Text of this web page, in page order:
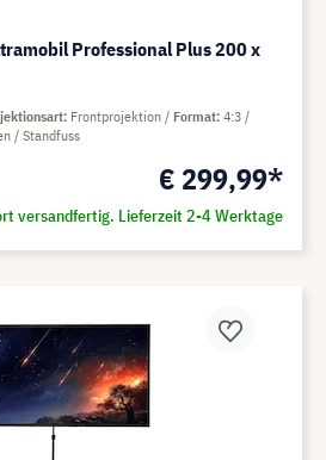
Professional Plus 200 x
€ 299,99*
versandfertig. Lieferzeit 2-4 Werktage
Frontprojektion Format 4:3
/ Standfuss